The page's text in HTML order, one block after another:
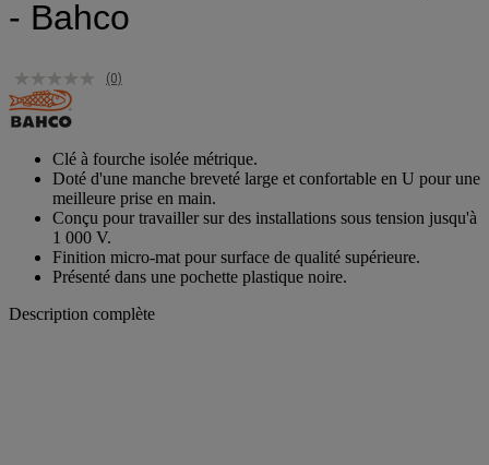
- Bahco
(0)
Clé à fourche isolée métrique.
Doté d'une manche breveté large et confortable en U pour une
meilleure prise en main.
Conçu pour travailler sur des installations sous tension jusqu'à
1 000 V.
Finition micro-mat pour surface de qualité supérieure.
Présenté dans une pochette plastique noire.
Description complète